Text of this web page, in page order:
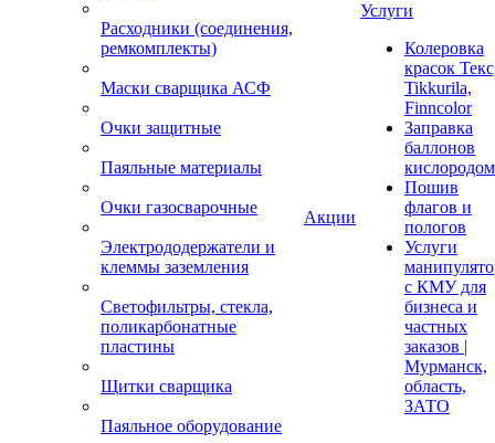
Расходники (соединения,
ремкомплекты)
Маски сварщика АСФ
Очки защитные
Паяльные материалы
Очки газосварочные
Электрододержатели и
клеммы заземления
Светофильтры, стекла,
поликарбонатные
пластины
Щитки сварщика
Паяльное оборудование
Акции
Услуги
Колеровка
красок
Tikkurila,
Finncolor
Заправка
баллонов
кислородом
Пошив
флагов и
пологов
Услуги
с КМУ для
бизнеса и
частных
заказов |
Мурманск,
область,
ЗАТО